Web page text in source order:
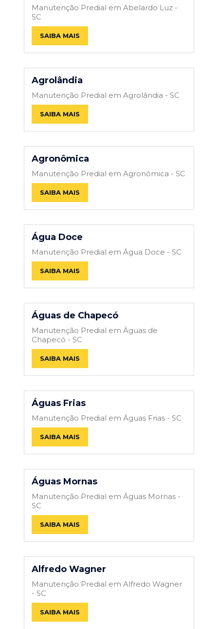
Manutenção Predial em Abelardo Luz -
SC
SAIBA MAIS
Agrolândia
Manutenção Predial em Agrolândia - SC
SAIBA MAIS
Agronômica
Manutenção Predial em Agronômica - SC
SAIBA MAIS
Água Doce
Manutenção Predial em Água Doce - SC
SAIBA MAIS
Águas de Chapecó
Manutenção Predial em Águas de
Chapecó - SC
SAIBA MAIS
Águas Frias
Manutenção Predial em Águas Frias - SC
SAIBA MAIS
Águas Mornas
Manutenção Predial em Águas Mornas -
SC
SAIBA MAIS
Alfredo Wagner
Manutenção Predial em Alfredo Wagner
- SC
SAIBA MAIS